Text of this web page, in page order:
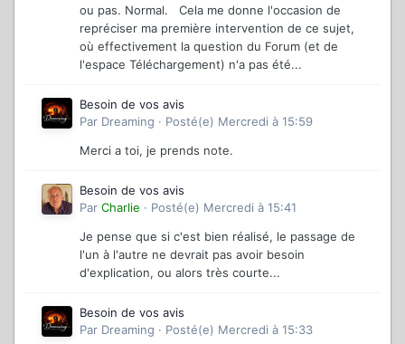
ou pas. Normal. Cela me donne l'occasion de
repréciser ma première intervention de ce sujet,
où effectivement la question du Forum (et de
l'espace Téléchargement) n'a pas été...
Besoin de vos avis
Par Dreaming · Posté(e) Mercredi à 15:59
Merci a toi, je prends note.
Besoin de vos avis
Par Charlie · Posté(e) Mercredi à 15:41
Je pense que si c'est bien réalisé, le passage de
l'un à l'autre ne devrait pas avoir besoin
d'explication, ou alors très courte...
Besoin de vos avis
Par Dreaming · Posté(e) Mercredi à 15:33